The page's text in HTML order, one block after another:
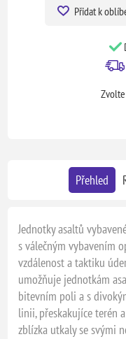
Přidat k
Přehled
Jednotky asaltů
s válečným vybavením
vzdálenost a taktiku
umožňuje jednotkám
bitevním poli a s
linii, přeskakujíce terén
zblízka utkaly se svými